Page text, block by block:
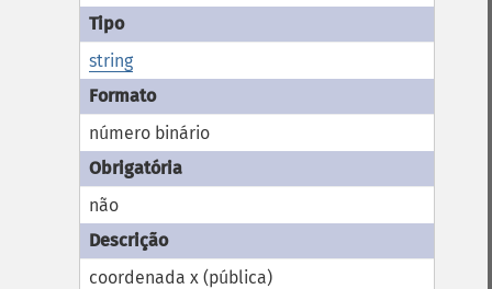
string
número binário
não
coordenada x (pública)